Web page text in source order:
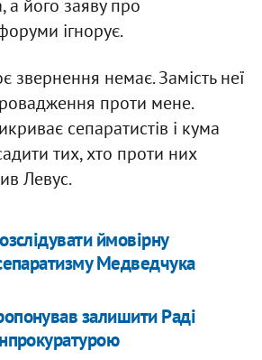
а його заяву про
ігнорує.
звернення немає. Замість неї
проти мене.
сепаратистів і кума
тих, хто проти них
Левус.
ймовірну
Медведчука
залишити Раді